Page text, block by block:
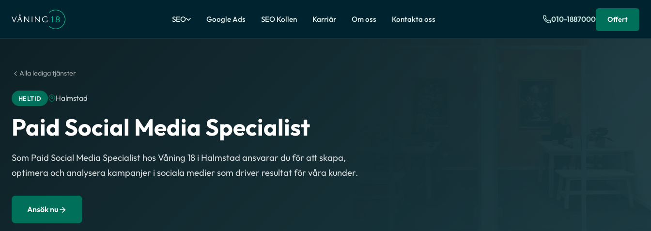
SEO Google Ads SEO Kollen Karriär Om oss Kontakta oss 010-1887000 Offert
Alla lediga tjänster
HELTID Halmstad
Paid Social Media Specialist
Som Paid Social Media Specialist hos Våning 18 i Halmstad ansvarar du för att skapa,
optimera och analysera kampanjer i sociala medier som driver resultat för våra kunder.
Ansök nu